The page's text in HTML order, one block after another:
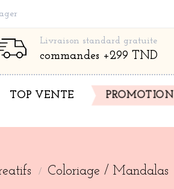
Livraison standard gratuite
commandes +299 TND
TOP VENTE PROMOTION
Coloriage / Mandalas